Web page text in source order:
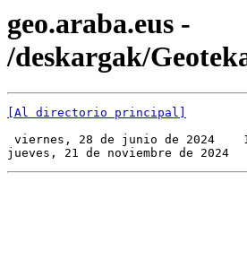
geo.araba.eus -
/deskargak/
[Al directorio principal]
viernes, 28 de junio de 2024
jueves, 21 de noviembre de